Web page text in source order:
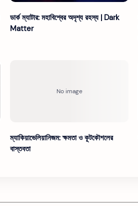
ডার্ক ম্যাটার: মহাবিশ্বের অদৃশ্য রহস্য | Dark
Matter
ম্যাকিয়াভেলিয়ানিজম: ক্ষমতা ও কূটকৌশলের
বাস্তবতা